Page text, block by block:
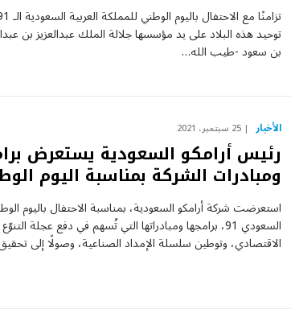
توحيد هذه البلاد على يد مؤسسها جلالة الملك عبدالعزيز بن
بن سعود -طيب الله…
الأخبار 25 سبتمبر، 2021
رئيس أرامكو السعودية يستعرض
ومبادرات الشركة بمناسبة اليوم
استعرضت شركة أرامكو السعودية، بمناسبة الاحتفال باليوم
السعودي 91، برامجها ومبادراتها التي تُسهم في دفع عجلة التنوّع
الاقتصادي، وتوطين سلسلة الإمداد الصناعية، وصولًا إلى